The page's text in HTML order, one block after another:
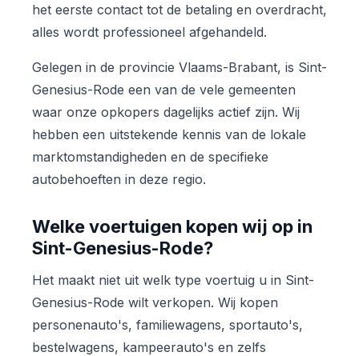
het eerste contact tot de betaling en overdracht,
alles wordt professioneel afgehandeld.
Gelegen in de provincie Vlaams-Brabant, is Sint-
Genesius-Rode een van de vele gemeenten
waar onze opkopers dagelijks actief zijn. Wij
hebben een uitstekende kennis van de lokale
marktomstandigheden en de specifieke
autobehoeften in deze regio.
Welke voertuigen kopen wij op in
Sint-Genesius-Rode?
Het maakt niet uit welk type voertuig u in Sint-
Genesius-Rode wilt verkopen. Wij kopen
personenauto's, familiewagens, sportauto's,
bestelwagens, kampeerauto's en zelfs